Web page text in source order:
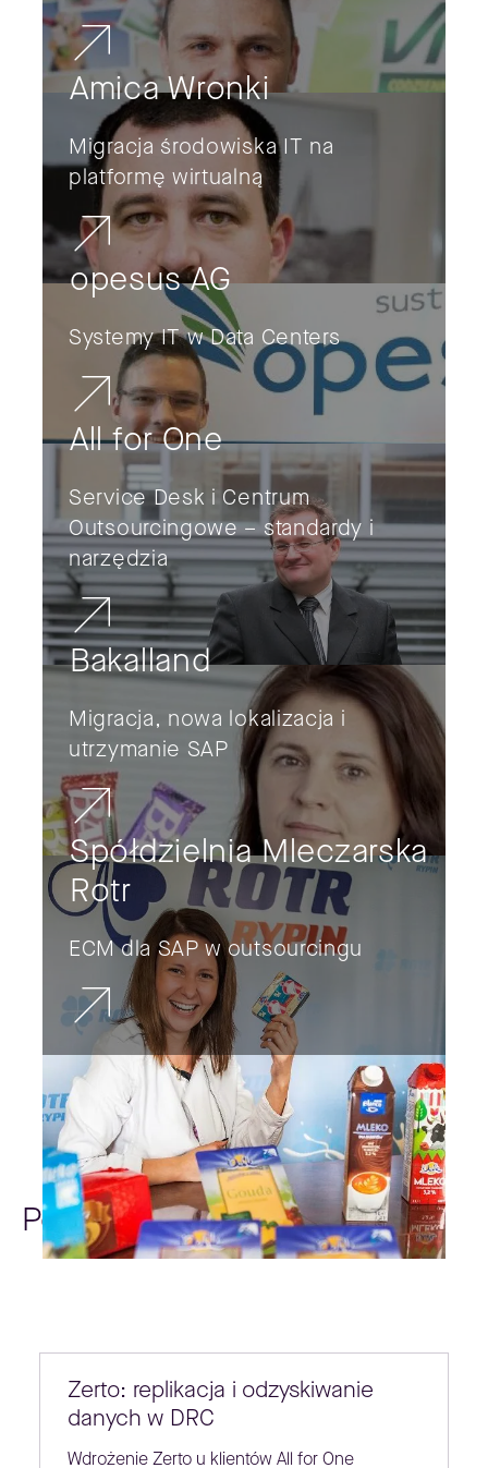
Amica Wronki
Migracja środowiska IT na
platformę wirtualną
opesus AG
Systemy IT w Data Centers
All for One
Service Desk i Centrum
Outsourcingowe – standardy i
narzędzia
Bakalland
Migracja, nowa lokalizacja i
utrzymanie SAP
Spółdzielnia Mleczarska
Rotr
ECM dla SAP w outsourcingu
Poradniki
Zerto: replikacja i odzyskiwanie
danych w DRC
Wdrożenie Zerto u klientów All for One